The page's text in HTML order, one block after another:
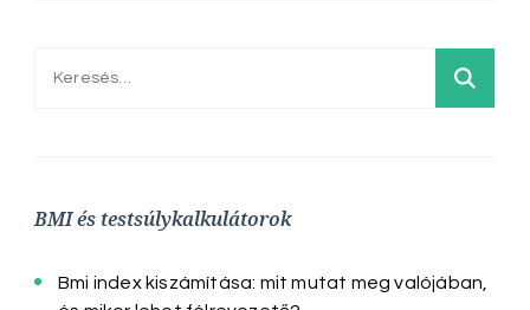
BMI és testsúlykalkulátorok
Bmi index kiszámítása: mit mutat meg valójában,